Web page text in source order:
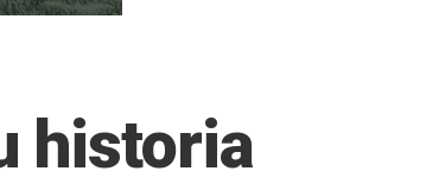
historia